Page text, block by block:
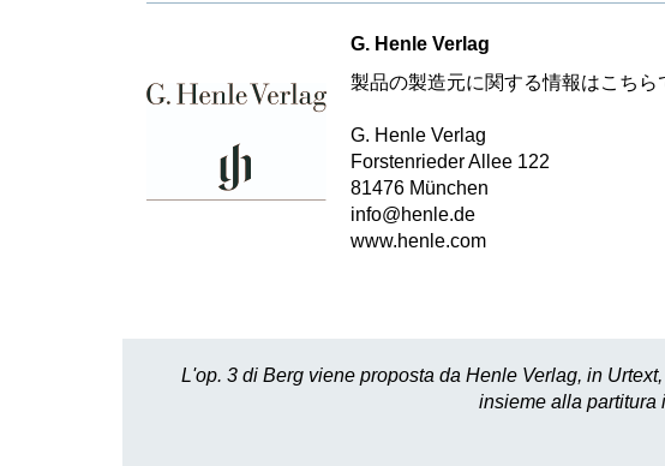
G. Henle Verlag
製品の製造元に関する情報はこちら
G. Henle Verlag
Forstenrieder Allee 122
81476 München
info@henle.de
www.henle.com
L'op. 3 di Berg viene proposta da Henle Verlag, in
insieme alla partitura